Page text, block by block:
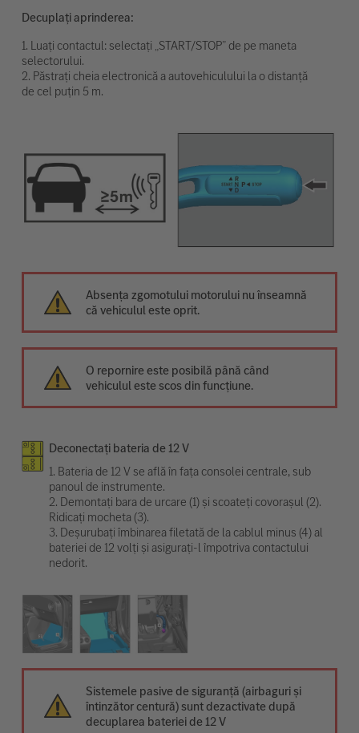
Decuplați aprinderea:
1. Luați contactul: selectați „START/STOP” de pe maneta
selectorului.
2. Păstrați cheia electronică a autovehiculului la o distanță
de cel puțin 5 m.
Absența zgomotului motorului nu înseamnă
că vehiculul este oprit.
O repornire este posibilă până când
vehiculul este scos din funcțiune.
Deconectați bateria de 12 V
1. Bateria de 12 V se află în fața consolei centrale, sub
panoul de instrumente.
2. Demontați bara de urcare (1) și scoateți covorașul (2).
Ridicați mocheta (3).
3. Deșurubați îmbinarea filetată de la cablul minus (4) al
bateriei de 12 volți și asigurați-l împotriva contactului
nedorit.
Sistemele pasive de siguranță (airbaguri și
întinzător centură) sunt dezactivate după
decuplarea bateriei de 12 V